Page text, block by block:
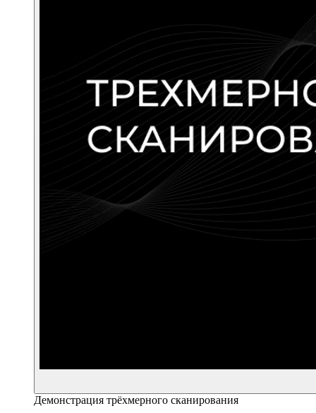
Демонстрация трёхмерного сканирования